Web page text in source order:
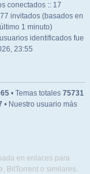
conectados :: 17
invitados (basados en
1 minuto)
identificados fue
23:55
• Temas totales 75731
• Nuestro usuario más
en enlaces para
BitTorrent o similares.